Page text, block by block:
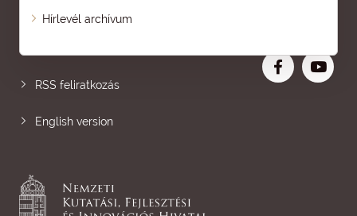
Hírlevél archívum
Oldaltérkép
RSS feliratkozás
English version